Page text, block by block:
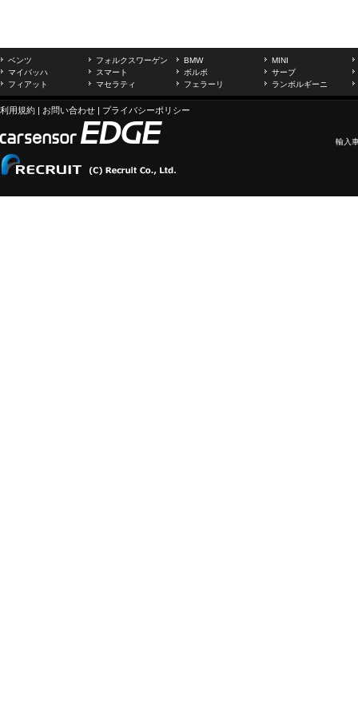
ベンツ フォルクスワーゲン BMW
MINI
マイバッハ
スマート ボルボ
サーブ
フィアット
マセラティ フェラーリ ランボルギーニ
利用規約 | お問い合わせ | プライバシーポリシー
輸入